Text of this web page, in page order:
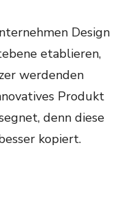
Design
etablieren,
werdenden
Produkt
denn diese
kopiert.